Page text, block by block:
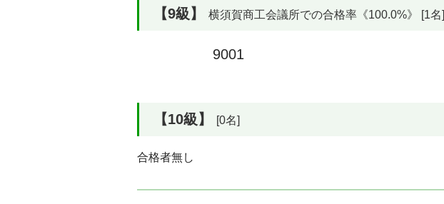
【9級】 横須賀商工会議所での合格率《100.0%》 [1名]
9001
【10級】 [0名]
合格者無し